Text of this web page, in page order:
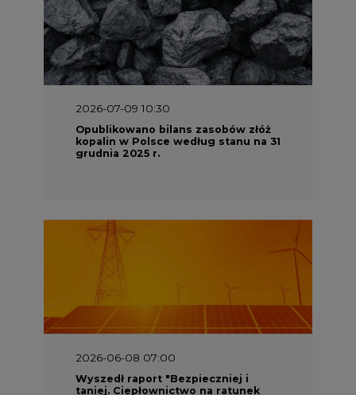
2026-07-09 10:30
Opublikowano bilans zasobów złóż
kopalin w Polsce według stanu na 31
grudnia 2025 r.
2026-06-08 07:00
Wyszedł raport "Bezpieczniej i
taniej. Ciepłownictwo na ratunek